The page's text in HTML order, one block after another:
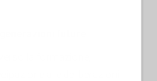
future
la formazione,
alle deliberazioni